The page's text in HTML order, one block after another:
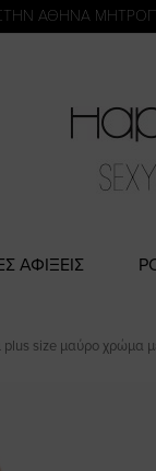
ΑΘΗΝΑ
ΑΦΙΞΕΙΣ
plus size μαύρο χρώμα